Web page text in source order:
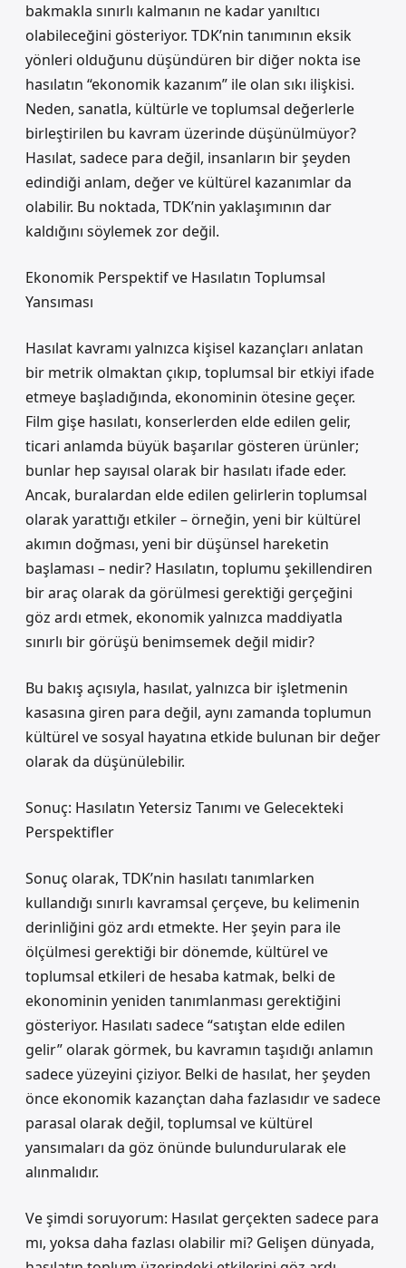
bakmakla sınırlı kalmanın ne kadar yanıltıcı
olabileceğini gösteriyor. TDK’nin tanımının eksik
yönleri olduğunu düşündüren bir diğer nokta ise
hasılatın “ekonomik kazanım” ile olan sıkı ilişkisi.
Neden, sanatla, kültürle ve toplumsal değerlerle
birleştirilen bu kavram üzerinde düşünülmüyor?
Hasılat, sadece para değil, insanların bir şeyden
edindiği anlam, değer ve kültürel kazanımlar da
olabilir. Bu noktada, TDK’nin yaklaşımının dar
kaldığını söylemek zor değil.
Ekonomik Perspektif ve Hasılatın Toplumsal
Yansıması
Hasılat kavramı yalnızca kişisel kazançları anlatan
bir metrik olmaktan çıkıp, toplumsal bir etkiyi ifade
etmeye başladığında, ekonominin ötesine geçer.
Film gişe hasılatı, konserlerden elde edilen gelir,
ticari anlamda büyük başarılar gösteren ürünler;
bunlar hep sayısal olarak bir hasılatı ifade eder.
Ancak, buralardan elde edilen gelirlerin toplumsal
olarak yarattığı etkiler – örneğin, yeni bir kültürel
akımın doğması, yeni bir düşünsel hareketin
başlaması – nedir? Hasılatın, toplumu şekillendiren
bir araç olarak da görülmesi gerektiği gerçeğini
göz ardı etmek, ekonomik yalnızca maddiyatla
sınırlı bir görüşü benimsemek değil midir?
Bu bakış açısıyla, hasılat, yalnızca bir işletmenin
kasasına giren para değil, aynı zamanda toplumun
kültürel ve sosyal hayatına etkide bulunan bir değer
olarak da düşünülebilir.
Sonuç: Hasılatın Yetersiz Tanımı ve Gelecekteki
Perspektifler
Sonuç olarak, TDK’nin hasılatı tanımlarken
kullandığı sınırlı kavramsal çerçeve, bu kelimenin
derinliğini göz ardı etmekte. Her şeyin para ile
ölçülmesi gerektiği bir dönemde, kültürel ve
toplumsal etkileri de hesaba katmak, belki de
ekonominin yeniden tanımlanması gerektiğini
gösteriyor. Hasılatı sadece “satıştan elde edilen
gelir” olarak görmek, bu kavramın taşıdığı anlamın
sadece yüzeyini çiziyor. Belki de hasılat, her şeyden
önce ekonomik kazançtan daha fazlasıdır ve sadece
parasal olarak değil, toplumsal ve kültürel
yansımaları da göz önünde bulundurularak ele
alınmalıdır.
Ve şimdi soruyorum: Hasılat gerçekten sadece para
mı, yoksa daha fazlası olabilir mi? Gelişen dünyada,